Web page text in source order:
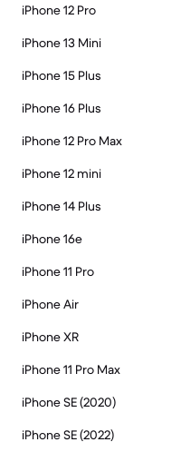
iPhone 12 Pro
iPhone 13 Mini
iPhone 15 Plus
iPhone 16 Plus
iPhone 12 Pro Max
iPhone 12 mini
iPhone 14 Plus
iPhone 16e
iPhone 11 Pro
iPhone Air
iPhone XR
iPhone 11 Pro Max
iPhone SE (2020)
iPhone SE (2022)